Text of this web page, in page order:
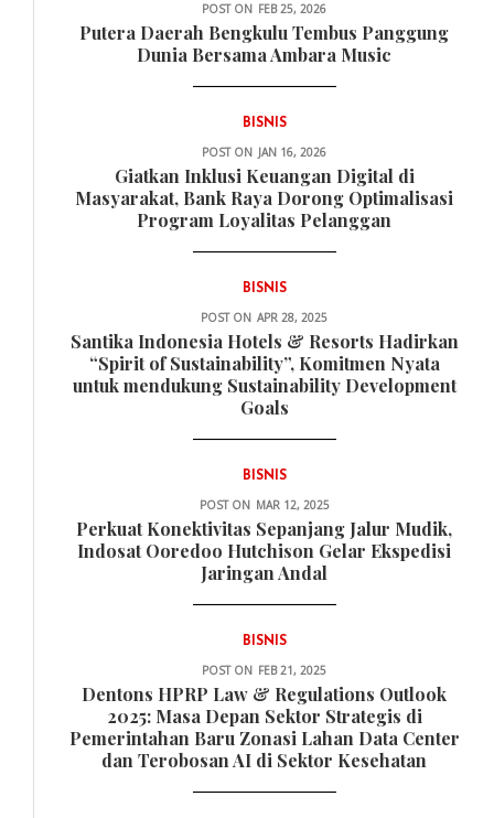
POST ON FEB 25, 2026
Putera Daerah Bengkulu Tembus Panggung
Dunia Bersama Ambara Music
BISNIS
POST ON JAN 16, 2026
Giatkan Inklusi Keuangan Digital di
Masyarakat, Bank Raya Dorong Optimalisasi
Program Loyalitas Pelanggan
BISNIS
POST ON APR 28, 2025
Santika Indonesia Hotels & Resorts Hadirkan
“Spirit of Sustainability”, Komitmen Nyata
untuk mendukung Sustainability Development
Goals
BISNIS
POST ON MAR 12, 2025
Perkuat Konektivitas Sepanjang Jalur Mudik,
Indosat Ooredoo Hutchison Gelar Ekspedisi
Jaringan Andal
BISNIS
POST ON FEB 21, 2025
Dentons HPRP Law & Regulations Outlook
2025: Masa Depan Sektor Strategis di
Pemerintahan Baru Zonasi Lahan Data Center
dan Terobosan AI di Sektor Kesehatan